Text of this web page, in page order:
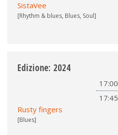
SistaVee
[Rhythm & blues, Blues, Soul]
Edizione: 2024
17:00
17:45
Rusty fingers
[Blues]